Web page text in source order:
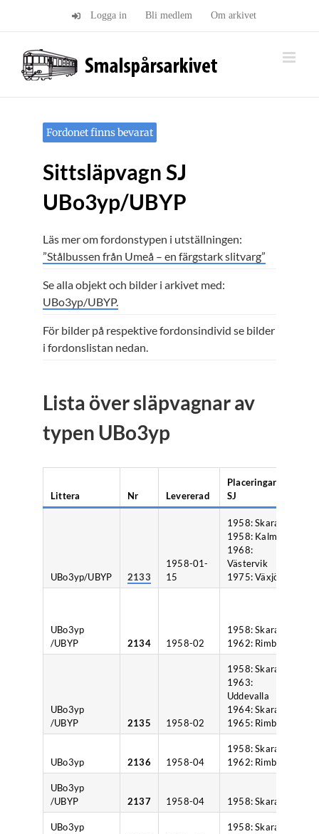
Logga in Bli medlem Om arkivet
Fordonet finns bevarat
Sittsläpvagn SJ
UBo3yp/UBYP
Läs mer om fordonstypen i utställningen:
”Stålbussen från Umeå – en färgstark slitvarg”
Se alla objekt och bilder i arkivet med:
UBo3yp/UBYP.
För bilder på respektive fordonsindivid se bilder
i fordonslistan nedan.
Lista över släpvagnar av
typen UBo3yp
Littera Nr Levererad
Placeringar vid
SJ
UBo3yp/UBYP 2133
1958-01-
15
1958: Skara
1958: Kalmar
1968:
Västervik
1975: Växjö
UBo3yp
/UBYP
2134 1958-02
1958: Skara
1962: Rimbo
UBo3yp
/UBYP
2135 1958-02
1958: Skara
1963:
Uddevalla
1964: Skara
1965: Rimbo
UBo3yp 2136 1958-04
1958: Skara
1962: Rimbo
UBo3yp
/UBYP
2137 1958-04 1958: Skara
UBo3yp
1958: Skara